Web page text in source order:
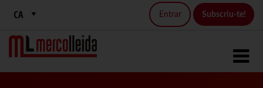
Entrar Subscriu-te!